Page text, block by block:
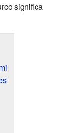
significa